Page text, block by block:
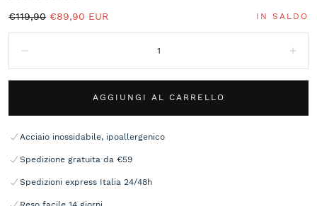
Prezzo
normale
€119,90 Prezzo
in
€89,90 EUR IN SALDO
AGGIUNGI AL CARRELLO
Acciaio inossidabile, ipoallergenico
Spedizione gratuita da €59
Spedizioni express Italia 24/48h